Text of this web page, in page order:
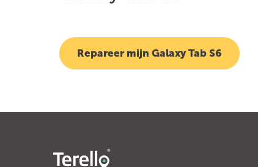
Repareer mijn Galaxy Tab S6